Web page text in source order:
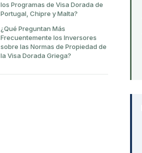
los Programas de Visa Dorada de
Portugal, Chipre y Malta?
¿Qué Preguntan Más
Frecuentemente los Inversores
sobre las Normas de Propiedad de
la Visa Dorada Griega?